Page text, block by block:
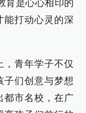
育是心心相印的
能打动心灵的深
，青年学子不仅
子们创意与梦想
都市名校，在广